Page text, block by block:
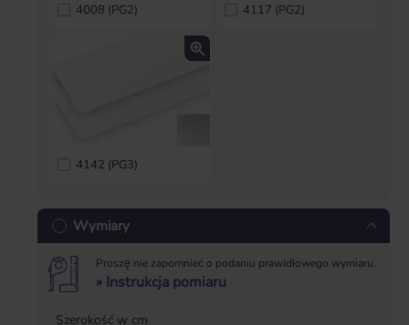
4008 (PG2) 4117 (PG2)
4142 (PG3)
Wymiary
Proszę nie zapomnieć o podaniu prawidłowego wymiaru.
» Instrukcja pomiaru
Szerokość w cm